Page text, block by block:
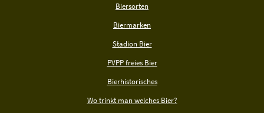
Biersorten
Biermarken
Stadion Bier
PVPP freies Bier
Bierhistorisches
Wo trinkt man welches Bier?